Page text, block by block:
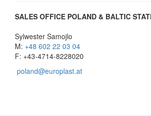
SALES OFFICE POLAND & BALTIC
Sylwester Samojlo
M: +48 602 22 03 04
F: +43-4714-8228020
poland@europlast.at